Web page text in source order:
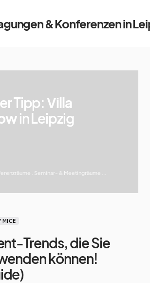
& Konferenzen in
Tipp: Villa
in Leipzig
. Seminar- & Meetingräume ...
MICE
Trends, die Sie
können!